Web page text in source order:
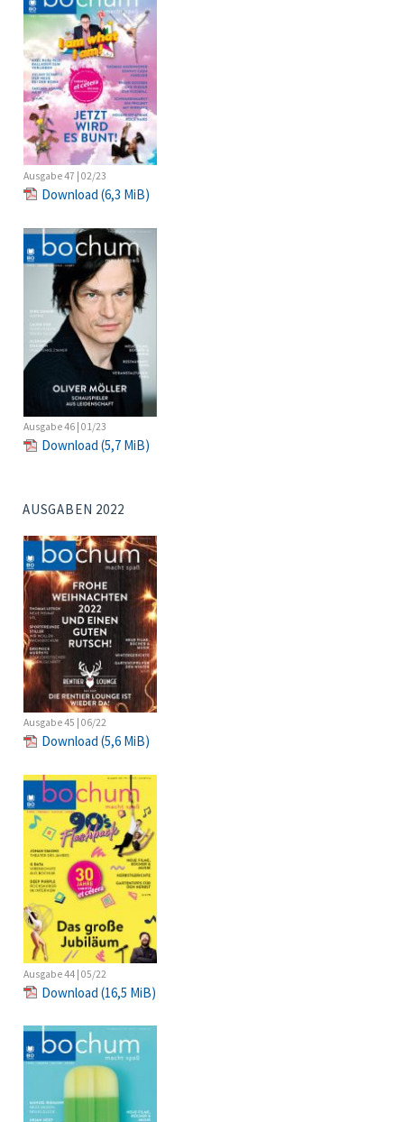
Ausgabe 47 | 02/23
Download (6,3 MiB)
Ausgabe 46 | 01/23
Download (5,7 MiB)
AUSGABEN 2022
Ausgabe 45 | 06/22
Download (5,6 MiB)
Ausgabe 44 | 05/22
Download (16,5 MiB)